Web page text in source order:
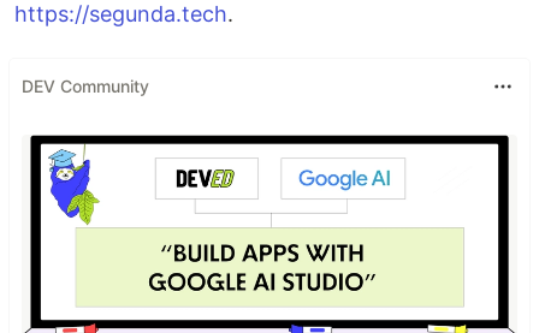
https://segunda.tech.
DEV Community